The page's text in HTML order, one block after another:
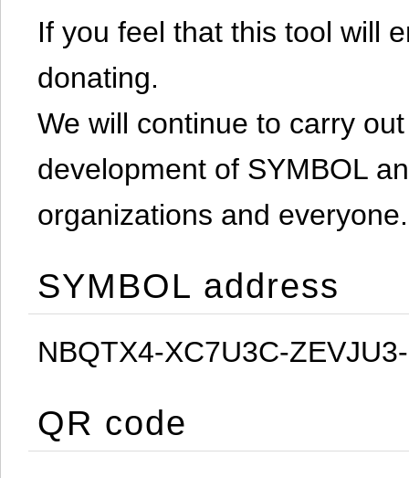
If you feel that this tool will
donating.
We will continue to carry
development of SYMBOL
organizations and everyone.
SYMBOL address
NBQTX4-XC7U3C-
QR code